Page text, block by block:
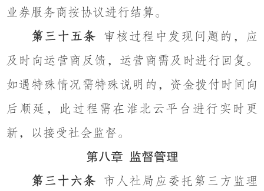
业券服务商按协议进行结算。
第三十五条
审核过程中发现问题的，应
及时向运营商反馈，运营商需及时进行回复。
如遇特殊情况需特殊说明的，资金拨付时间向
后顺延，此过程需在淮北云平台进行实时更
新，以接受社会监督。
第八章 监督管理
第三十六条
市人社局应委托第三方监理